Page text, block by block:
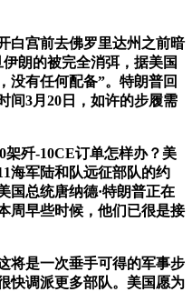
宫前去佛罗里达州之前暗
朗的被完全消弭，据美国
没有任何配备”。特朗普回
间3月20日，如许的步履需
歼-10CE订单怎样办？美
海军陆和队远征部队的约
国总统唐纳德·特朗普正在
周早些时候，他们已很是接
是一次垂手可得的军事步
快调派更多部队。美国愿为